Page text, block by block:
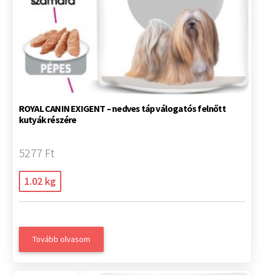
ROYAL CANIN EXIGENT – nedves táp válogatós felnőtt
kutyák részére
5277 Ft
1.02 kg
Tovább olvasom